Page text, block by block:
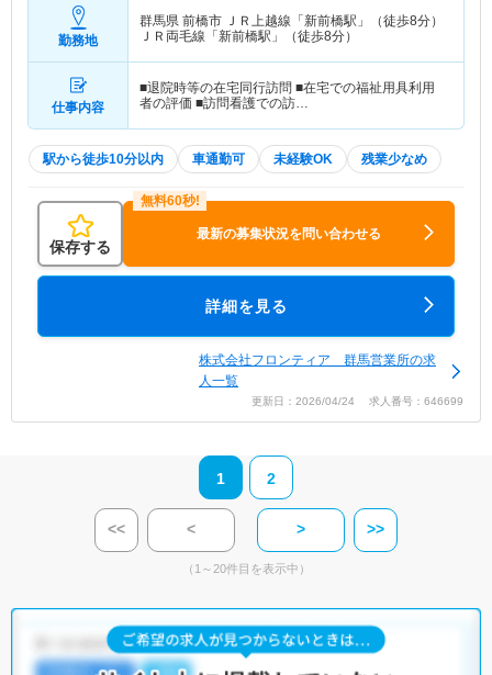
勤務地
群馬県 前橋市 ＪＲ上越線「新前橋駅」（徒歩8分）
ＪＲ両毛線「新前橋駅」（徒歩8分）
仕事内容
■退院時等の在宅同行訪問 ■在宅での福祉用具利用
者の評価 ■訪問看護での訪…
駅から徒歩10分以内 車通勤可 未経験OK 残業少なめ
保存する
最新の募集状況を問い合わせる
詳細を見る
株式会社フロンティア 群馬営業所の求
人一覧
更新日：2026/04/24 求人番号：646699
1 2
<< < > >>
（1～20件目を表示中）